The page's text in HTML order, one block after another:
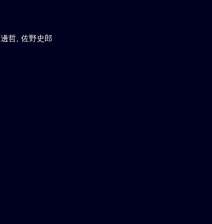
哲, 佐野史郎